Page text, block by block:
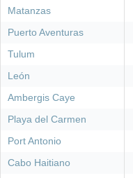
Matanzas
Puerto Aventuras
Tulum
León
Ambergis Caye
Playa del Carmen
Port Antonio
Cabo Haitiano